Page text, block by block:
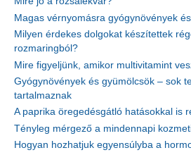
Magas vérnyomásra gyógynövények
Milyen érdekes dolgokat készítettek
rozmaringból?
Mire figyeljünk, amikor multivitamint
Gyógynövények és gyümölcsök – sok
tartalmaznak
A paprika öregedésgátló hatásokkal is
Tényleg mérgező a mindennapi
Hogyan hozhatjuk egyensúlyba a